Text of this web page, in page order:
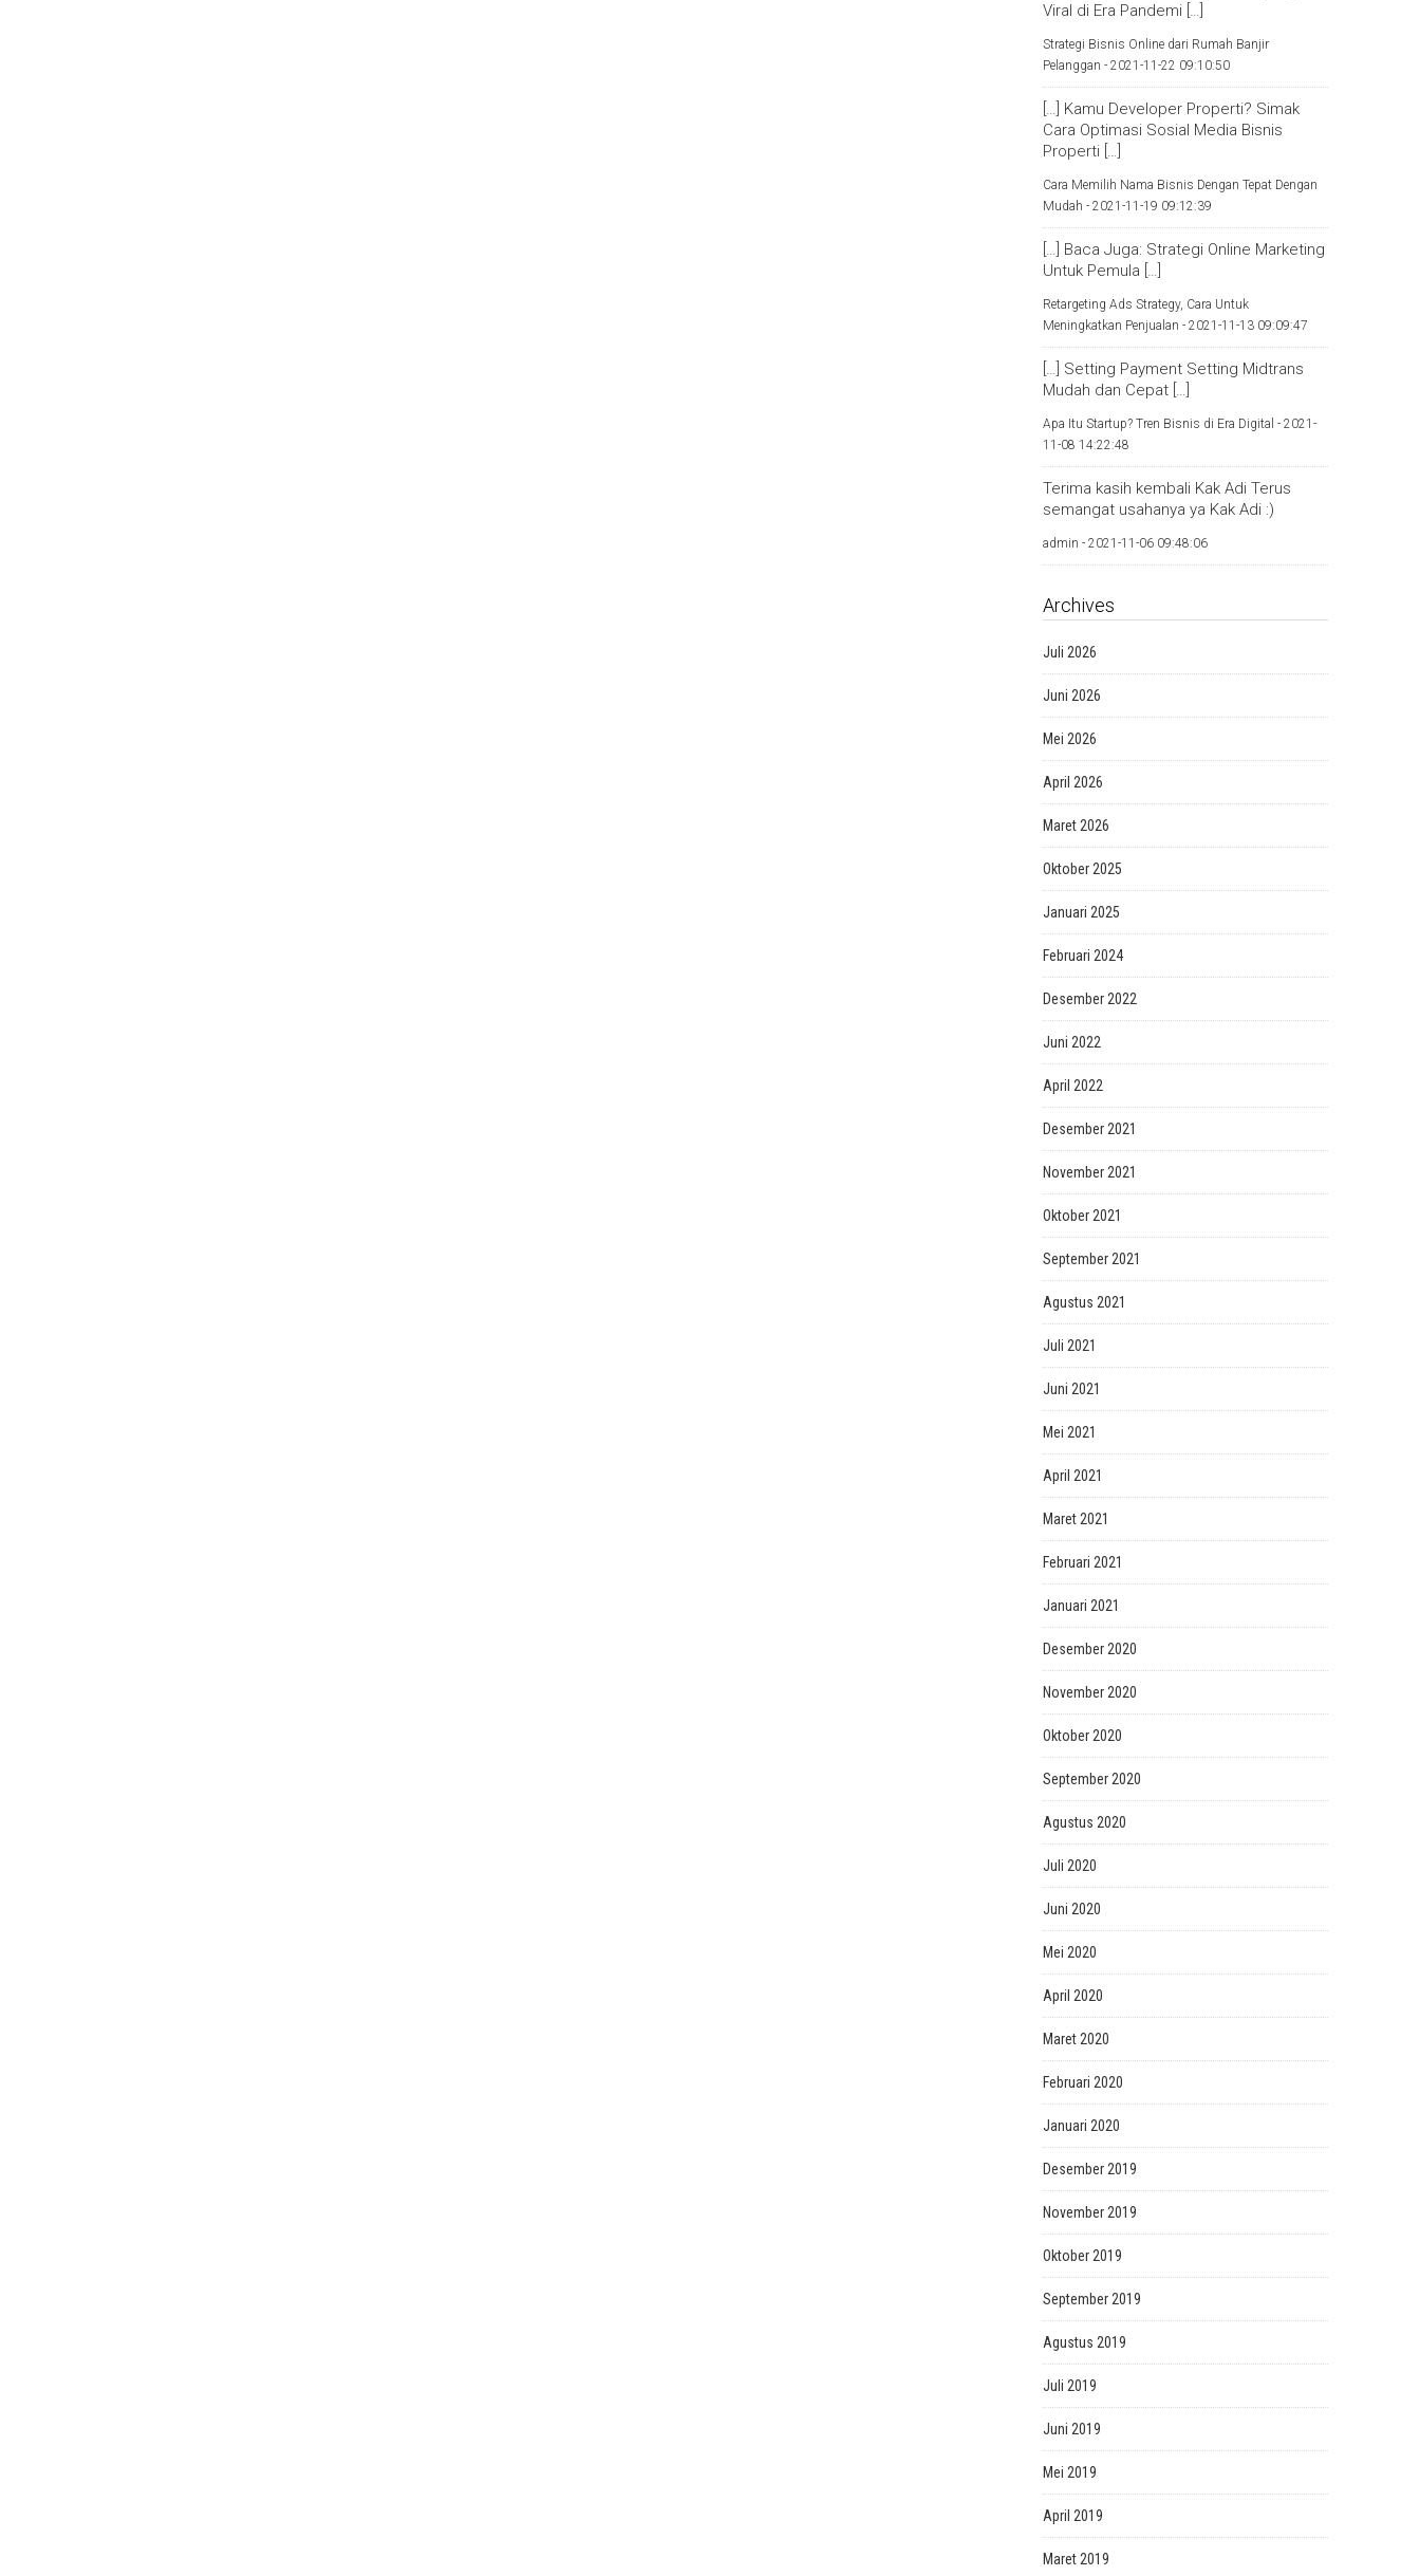
Viral di Era Pandemi […]
Strategi Bisnis Online dari Rumah Banjir
Pelanggan - 2021-11-22 09:10:50
[…] Kamu Developer Properti? Simak
Cara Optimasi Sosial Media Bisnis
Properti […]
Cara Memilih Nama Bisnis Dengan Tepat Dengan
Mudah - 2021-11-19 09:12:39
[…] Baca Juga: Strategi Online Marketing
Untuk Pemula […]
Retargeting Ads Strategy, Cara Untuk
Meningkatkan Penjualan - 2021-11-13 09:09:47
[…] Setting Payment Setting Midtrans
Mudah dan Cepat […]
Apa Itu Startup? Tren Bisnis di Era Digital - 2021-
11-08 14:22:48
Terima kasih kembali Kak Adi Terus
semangat usahanya ya Kak Adi :)
admin - 2021-11-06 09:48:06
Archives
Juli 2026
Juni 2026
Mei 2026
April 2026
Maret 2026
Oktober 2025
Januari 2025
Februari 2024
Desember 2022
Juni 2022
April 2022
Desember 2021
November 2021
Oktober 2021
September 2021
Agustus 2021
Juli 2021
Juni 2021
Mei 2021
April 2021
Maret 2021
Februari 2021
Januari 2021
Desember 2020
November 2020
Oktober 2020
September 2020
Agustus 2020
Juli 2020
Juni 2020
Mei 2020
April 2020
Maret 2020
Februari 2020
Januari 2020
Desember 2019
November 2019
Oktober 2019
September 2019
Agustus 2019
Juli 2019
Juni 2019
Mei 2019
April 2019
Maret 2019